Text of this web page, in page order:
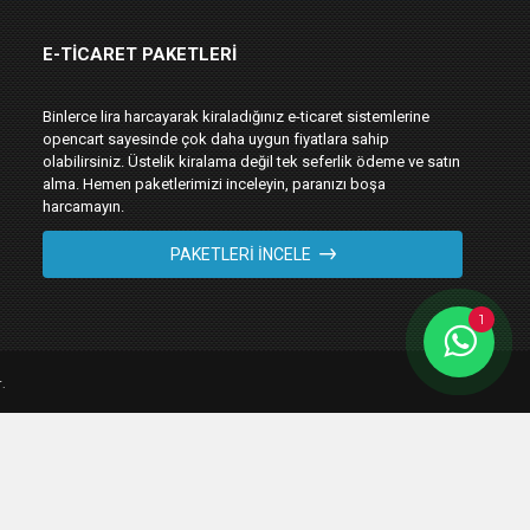
E-TICARET PAKETLERI
Binlerce lira harcayarak kiraladığınız e-ticaret sistemlerine
opencart sayesinde çok daha uygun fiyatlara sahip
olabilirsiniz. Üstelik kiralama değil tek seferlik ödeme ve satın
alma. Hemen paketlerimizi inceleyin, paranızı boşa
harcamayın.
PAKETLERI İNCELE
1